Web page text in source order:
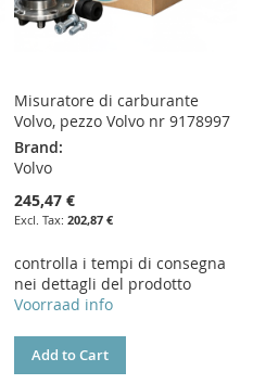
Misuratore di carburante
Volvo, pezzo Volvo nr 9178997
Brand:
Volvo
245,47 €
202,87 €
controlla i tempi di consegna
nei dettagli del prodotto
Voorraad info
Add to Cart